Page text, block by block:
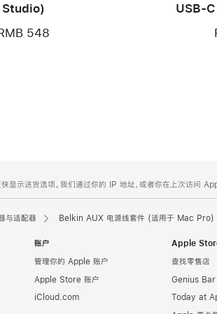
Studio)
548
USB-C
显示送货选项。我们通过你的 IP 地址，或者你在上次访问
与适配器 Belkin AUX 电源线套件 (适用于 Mac Pro)
账户
管理你的 Apple 账户
Apple Store 账户
iCloud.com
Apple
查找零售店
Genius Bar
Today at